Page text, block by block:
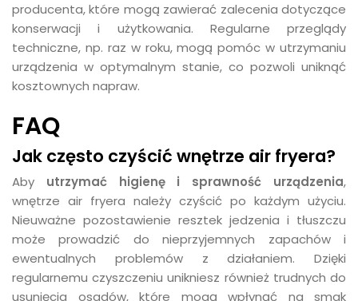
producenta, które mogą zawierać zalecenia dotyczące
konserwacji i użytkowania. Regularne przeglądy
techniczne, np. raz w roku, mogą pomóc w utrzymaniu
urządzenia w optymalnym stanie, co pozwoli uniknąć
kosztownych napraw.
FAQ
Jak często czyścić wnętrze air fryera?
Aby utrzymać higienę i sprawność urządzenia,
wnętrze air fryera należy czyścić po każdym użyciu.
Nieuważne pozostawienie resztek jedzenia i tłuszczu
może prowadzić do nieprzyjemnych zapachów i
ewentualnych problemów z działaniem. Dzięki
regularnemu czyszczeniu unikniesz również trudnych do
usunięcia osadów, które mogą wpłynąć na smak